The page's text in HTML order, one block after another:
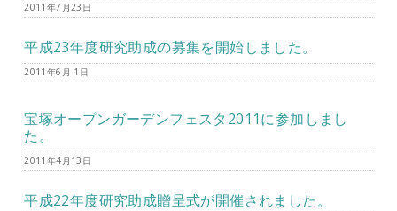
2011年7月23日
平成23年度研究助成の募集を開始しました。
2011年6月 1日
宝塚オープンガーデンフェスタ2011に参加しまし
た。
2011年4月13日
平成22年度研究助成贈呈式が開催されました。